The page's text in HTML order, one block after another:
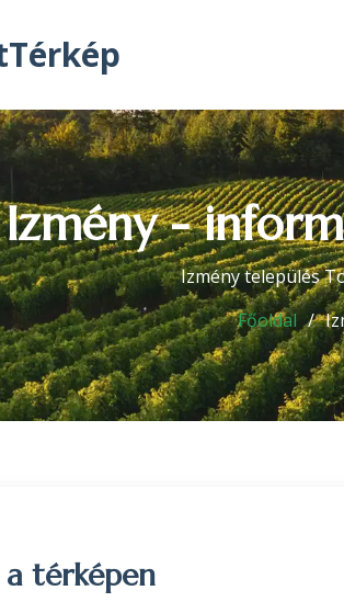
Izmény -
Izmény település
Főoldal
térképen